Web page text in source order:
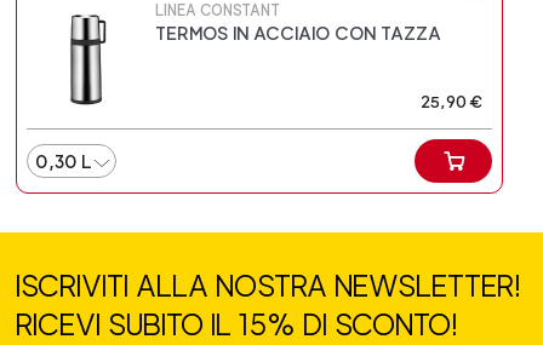
LINEA CONSTANT
TERMOS IN ACCIAIO CON TAZZA
25,90 €
0,30 L
ISCRIVITI ALLA NOSTRA NEWSLETTER!
RICEVI SUBITO IL 15% DI SCONTO!